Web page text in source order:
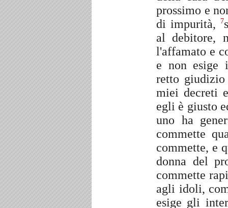
prossimo e
di impurità,
7
al debitore,
l'affamato e
e non esige
retto
miei decreti
egli è giusto
uno ha
commette
commette, e
donna del
commette
agli idoli,
esige gli